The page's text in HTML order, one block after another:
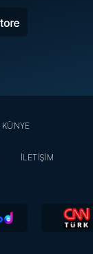
KÜNYE
İLETİŞİM